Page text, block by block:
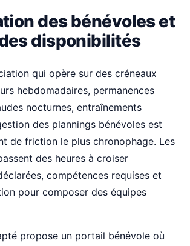
des bénévoles et
disponibilités
qui opère sur des créneaux
hebdomadaires, permanences
nocturnes, entraînements
des plannings bénévoles est
de friction le plus chronophage. Les
des heures à croiser
compétences requises et
pour composer des équipes
propose un portail bénévole où